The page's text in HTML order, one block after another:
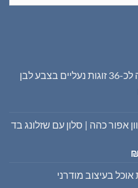
לבן
אפור כהה | סלון עם שזלונג בד
₪המחיר
הוא:בעיצוב מודרני